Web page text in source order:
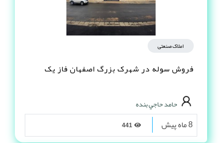
املاک صنعتی
فروش سوله در شهرک بزرگ اصفهان فاز یک
حامد حاجي بنده
8 ماه پیش